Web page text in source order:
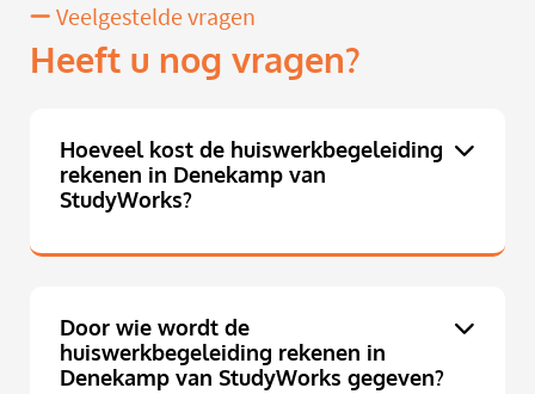
Veelgestelde vragen
Heeft u nog vragen?
Hoeveel kost de huiswerkbegeleiding
rekenen in Denekamp van
StudyWorks?
Door wie wordt de
huiswerkbegeleiding rekenen in
Denekamp van StudyWorks gegeven?